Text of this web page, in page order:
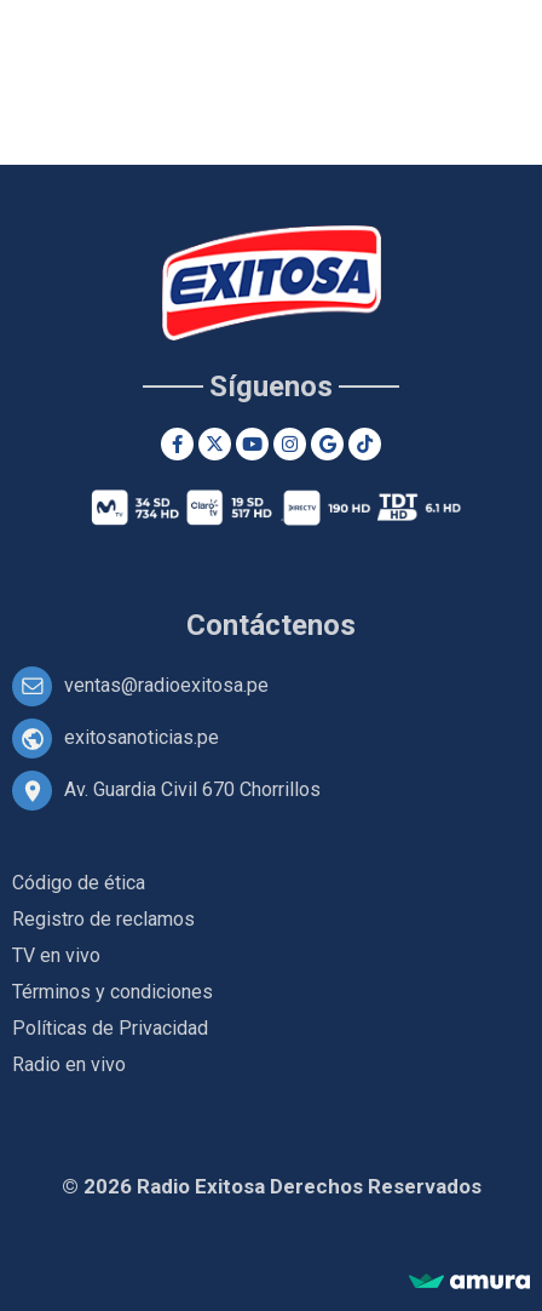
Contáctenos
ventas@radioexitosa.pe
exitosanoticias.pe
Av. Guardia Civil 670 Chorrillos
Síguenos
Código de ética
Registro de reclamos
TV en vivo
Términos y condiciones
Políticas de Privacidad
Radio en vivo
© 2026 Radio Exitosa Derechos Reservados